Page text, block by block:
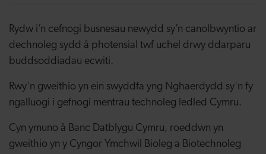
Rydw i’n cefnogi busnesau newydd sy’n canolbwyntio ar
dechnoleg sydd â photensial twf uchel drwy ddarparu
buddsoddiadau ecwiti.
Rwy'n gweithio yn ein swyddfa yng Nghaerdydd sy'n fy
ngalluogi i gefnogi mentrau technoleg ledled Cymru.
Cyn ymuno â Banc Datblygu Cymru, roeddwn yn
gweithio yn y Cyngor Ymchwil Bioleg a Biotechnoleg